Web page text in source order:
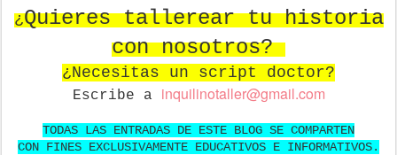
¿Quieres tallerear tu historia
con nosotros?
¿Necesitas un script doctor?
Escribe a inquilinotaller@gmail.com
TODAS LAS ENTRADAS DE ESTE BLOG SE COMPARTEN
CON FINES EXCLUSIVAMENTE EDUCATIVOS E INFORMATIVOS.